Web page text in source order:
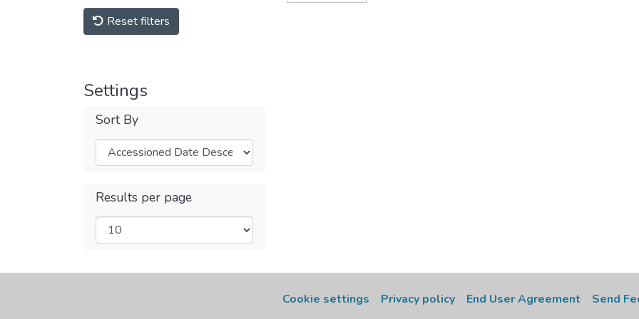
Reset filters
Settings
Sort By
Results per page
Cookie settings Privacy policy End User Agreement Send